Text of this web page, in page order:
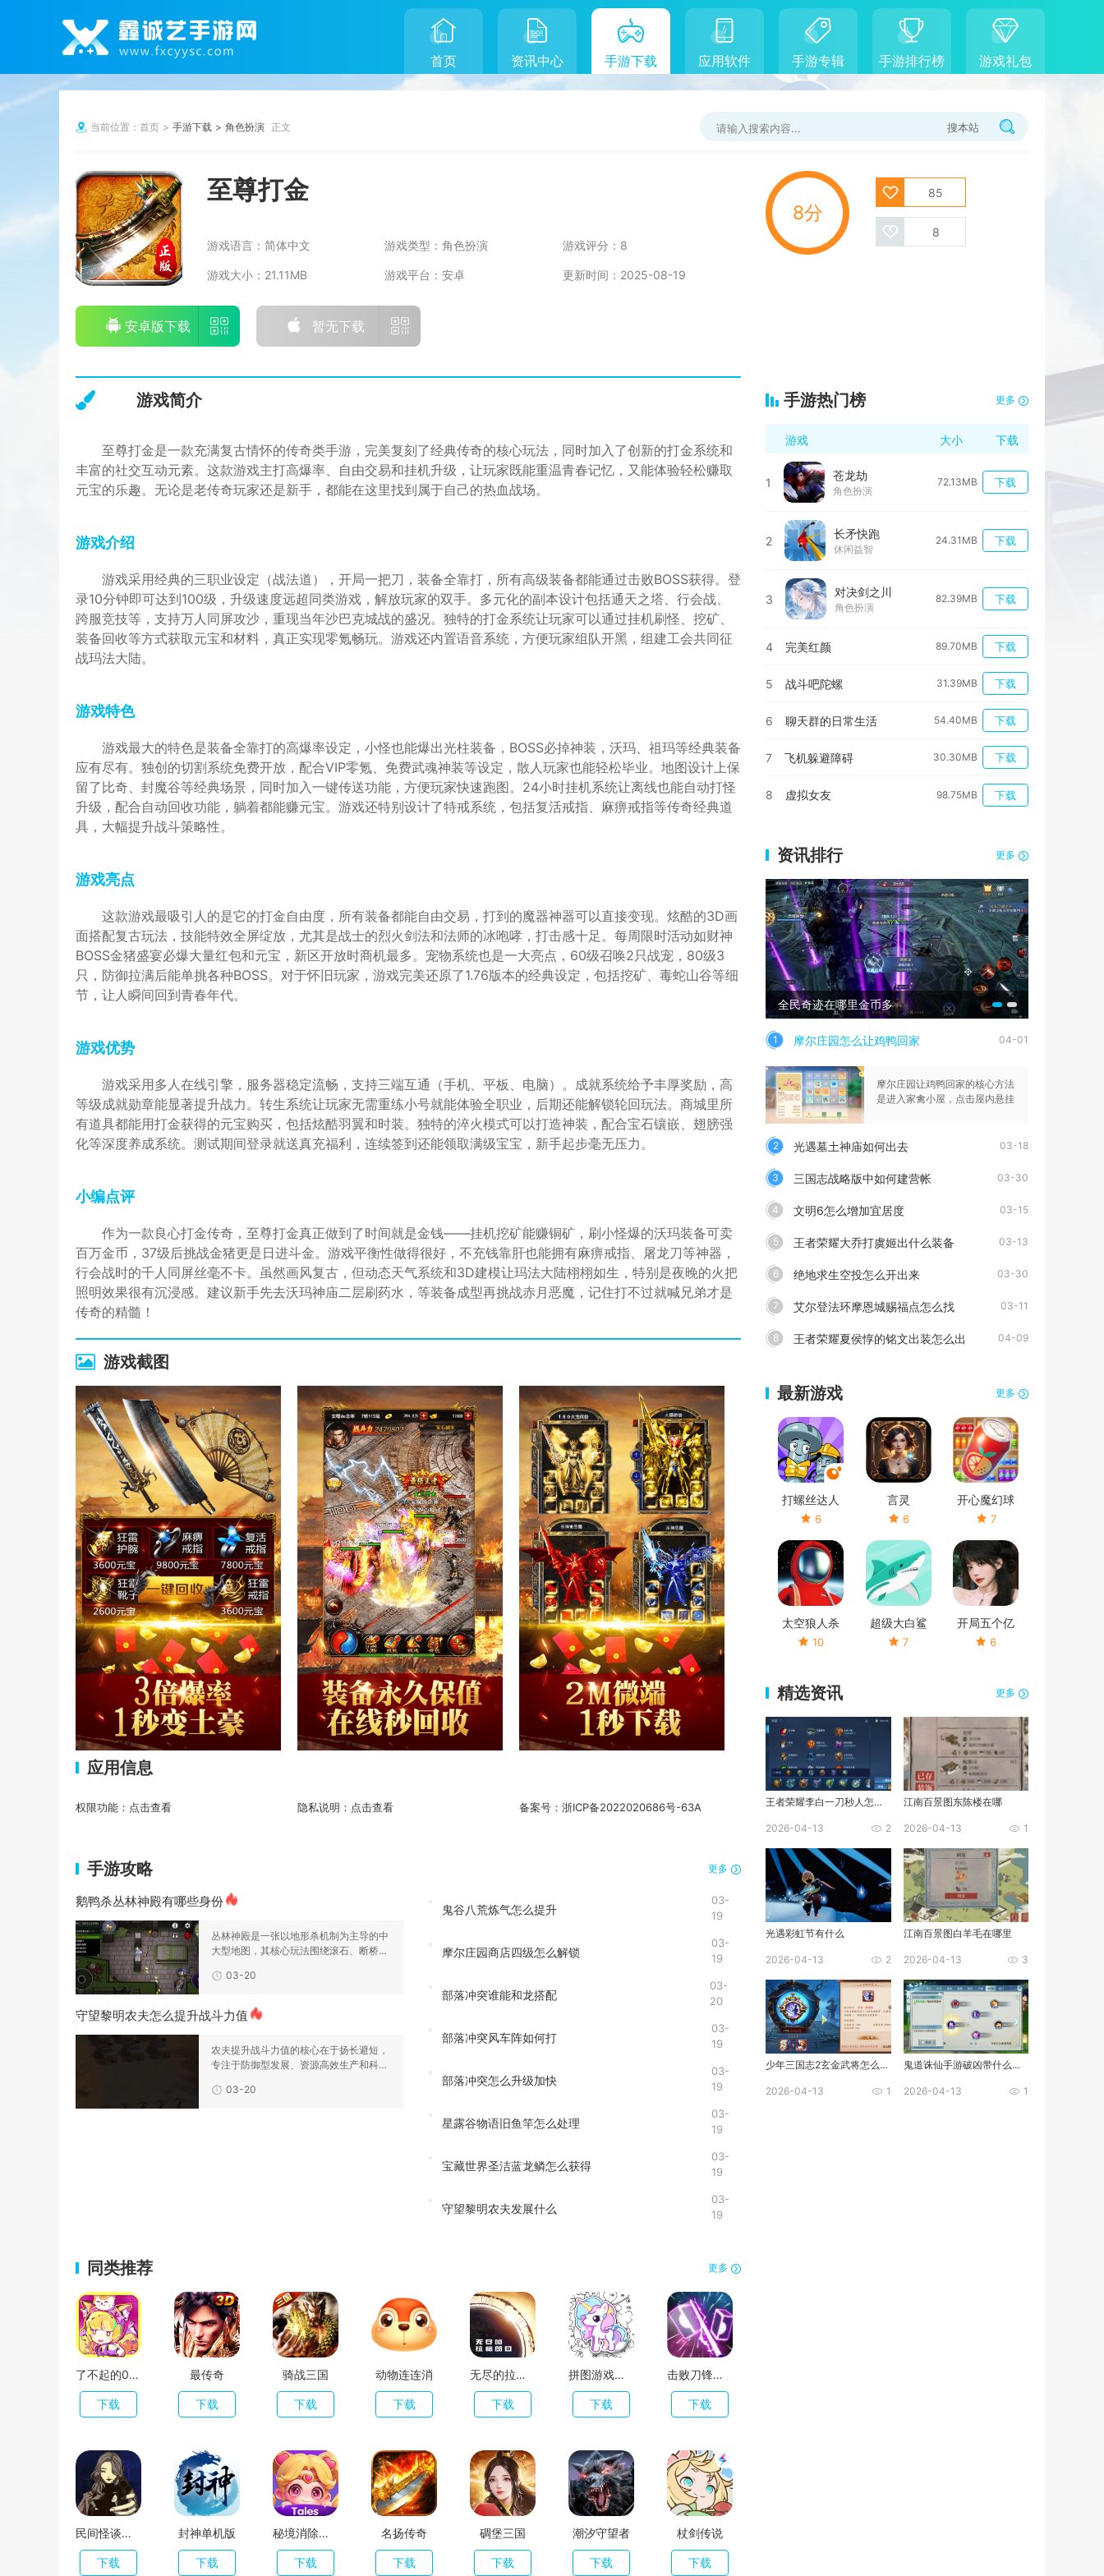
首页 资讯中心 手游下载 应用软件 手游专辑 手游排行榜 游戏礼包
当前位置： 首页 手游下载 角色扮演 正文 搜本站
至尊打金
游戏语言： 简体中文 游戏类型：角色扮演 游戏评分： 8
游戏大小： 21.11MB 游戏平台：安卓 更新时间： 2025-08-19
安卓版下载 暂无下载
8分
85
8
游戏简介
至尊打金是一款充满复古情怀的传奇类手游，完美复刻了经典传奇的核心玩法，同时加入了创新的打金系统和
丰富的社交互动元素。这款游戏主打高爆率、自由交易和挂机升级，让玩家既能重温青春记忆，又能体验轻松赚取
元宝的乐趣。无论是老传奇玩家还是新手，都能在这里找到属于自己的热血战场。
游戏介绍
游戏采用经典的三职业设定（战法道），开局一把刀，装备全靠打，所有高级装备都能通过击败BOSS获得。登
录10分钟即可达到100级，升级速度远超同类游戏，解放玩家的双手。多元化的副本设计包括通天之塔、行会战、
跨服竞技等，支持万人同屏攻沙，重现当年沙巴克城战的盛况。独特的打金系统让玩家可以通过挂机刷怪、挖矿、
装备回收等方式获取元宝和材料，真正实现零氪畅玩。游戏还内置语音系统，方便玩家组队开黑，组建工会共同征
战玛法大陆。
游戏特色
游戏最大的特色是装备全靠打的高爆率设定，小怪也能爆出光柱装备，BOSS必掉神装，沃玛、祖玛等经典装备
应有尽有。独创的切割系统免费开放，配合VIP零氪、免费武魂神装等设定，散人玩家也能轻松毕业。地图设计上保
留了比奇、封魔谷等经典场景，同时加入一键传送功能，方便玩家快速跑图。24小时挂机系统让离线也能自动打怪
升级，配合自动回收功能，躺着都能赚元宝。游戏还特别设计了特戒系统，包括复活戒指、麻痹戒指等传奇经典道
具，大幅提升战斗策略性。
游戏亮点
这款游戏最吸引人的是它的打金自由度，所有装备都能自由交易，打到的魔器神器可以直接变现。炫酷的3D画
面搭配复古玩法，技能特效全屏绽放，尤其是战士的烈火剑法和法师的冰咆哮，打击感十足。每周限时活动如财神
BOSS金猪盛宴必爆大量红包和元宝，新区开放时商机最多。宠物系统也是一大亮点，60级召唤2只战宠，80级3
只，防御拉满后能单挑各种BOSS。对于怀旧玩家，游戏完美还原了1.76版本的经典设定，包括挖矿、毒蛇山谷等细
节，让人瞬间回到青春年代。
游戏优势
游戏采用多人在线引擎，服务器稳定流畅，支持三端互通（手机、平板、电脑）。成就系统给予丰厚奖励，高
等级成就勋章能显著提升战力。转生系统让玩家无需重练小号就能体验全职业，后期还能解锁轮回玩法。商城里所
有道具都能用打金获得的元宝购买，包括炫酷羽翼和时装。独特的淬火模式可以打造神装，配合宝石镶嵌、翅膀强
化等深度养成系统。测试期间登录就送真充福利，连续签到还能领取满级宝宝，新手起步毫无压力。
小编点评
作为一款良心打金传奇，至尊打金真正做到了时间就是金钱——挂机挖矿能赚铜矿，刷小怪爆的沃玛装备可卖
百万金币，37级后挑战金猪更是日进斗金。游戏平衡性做得很好，不充钱靠肝也能拥有麻痹戒指、屠龙刀等神器，
行会战时的千人同屏丝毫不卡。虽然画风复古，但动态天气系统和3D建模让玛法大陆栩栩如生，特别是夜晚的火把
照明效果很有沉浸感。建议新手先去沃玛神庙二层刷药水，等装备成型再挑战赤月恶魔，记住打不过就喊兄弟才是
传奇的精髓！
游戏截图
应用信息
权限功能： 点击查看 隐私说明： 点击查看 备案号： 浙ICP备2022020686号-63A
手游攻略 更多
鹅鸭杀丛林神殿有哪些身份
丛林神殿是一张以地形杀机制为主导的中
大型地图，其核心玩法围绕滚石、断桥与
03-20
守望黎明农夫怎么提升战斗力值
农夫提升战斗力值的核心在于扬长避短，
专注于防御型发展、资源高效生产和科技
03-20
鬼谷八荒炼气怎么提升
03-
19
摩尔庄园商店四级怎么解锁
03-
19
部落冲突谁能和龙搭配
03-
20
部落冲突风车阵如何打
03-
19
部落冲突怎么升级加快
03-
19
星露谷物语旧鱼竿怎么处理
03-
19
宝藏世界圣洁蓝龙鳞怎么获得
03-
19
守望黎明农夫发展什么
03-
19
同类推荐 更多
了不起的0516
下载
最传奇
下载
骑战三国
下载
动物连连消
下载
无尽的拉格朗日
下载
拼图游戏大师
下载
击败刀锋英雄冲刺舞
下载
民间怪谈档案
下载
封神单机版
下载
秘境消除故事
下载
名扬传奇
下载
碉堡三国
下载
潮汐守望者
下载
杖剑传说
下载
手游热门榜 更多
游戏 大小 下载
1
苍龙劫
角色扮演
72.13MB 下载
2
长矛快跑
休闲益智
24.31MB 下载
3
对决剑之川
角色扮演
82.39MB 下载
4 完美红颜 89.70MB 下载
5 战斗吧陀螺 31.39MB 下载
6 聊天群的日常生活 54.40MB 下载
7 飞机躲避障碍 30.30MB 下载
8 虚拟女友 98.75MB 下载
资讯排行 更多
全民奇迹在哪里金币多
1 摩尔庄园怎么让鸡鸭回家 04-01
摩尔庄园让鸡鸭回家的核心方法
是进入家禽小屋，点击屋内悬挂
2 光遇墓土神庙如何出去 03-18
3 三国志战略版中如何建营帐 03-30
4 文明6怎么增加宜居度 03-15
5 王者荣耀大乔打虞姬出什么装备 03-13
6 绝地求生空投怎么开出来 03-30
7 艾尔登法环摩恩城赐福点怎么找 03-11
8 王者荣耀夏侯惇的铭文出装怎么出 04-09
最新游戏 更多
打螺丝达人
6
言灵
6
开心魔幻球
7
太空狼人杀
10
超级大白鲨
7
开局五个亿
6
精选资讯 更多
王者荣耀李白一刀秒人怎么出装
2026-04-13 2
江南百景图东陈楼在哪
2026-04-13 1
光遇彩虹节有什么
2026-04-13 2
江南百景图白羊毛在哪里
2026-04-13 3
少年三国志2玄金武将怎么化神
2026-04-13 1
鬼道诛仙手游破凶带什么技能
2026-04-13 1